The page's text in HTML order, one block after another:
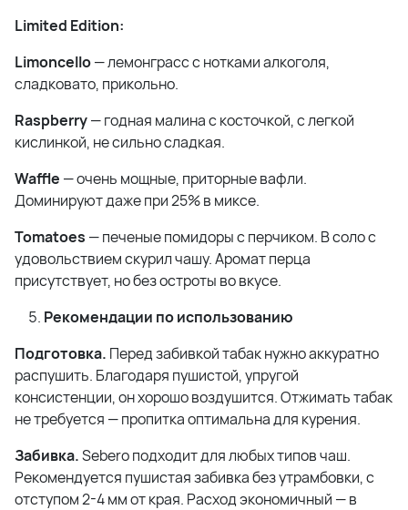
Limited Edition:
Limoncello— лемонграсс с нотками алкоголя,
сладковато, прикольно.
Raspberry— годная малина с косточкой, с легкой
кислинкой, не сильно сладкая.
Waffle — очень мощные, приторные вафли.
Доминируют даже при 25% в миксе.
Tomatoes — печеные помидоры с перчиком. В соло с
удовольствием скурил чашу. Аромат перца
присутствует, но без остроты во вкусе.
Рекомендации по использованию
Подготовка. Перед забивкой табак нужно аккуратно
распушить. Благодаря пушистой, упругой
консистенции, он хорошо воздушится. Отжимать табак
не требуется — пропитка оптимальна для курения.
Забивка.Sebero подходит для любых типов чаш.
Рекомендуется пушистая забивка без утрамбовки, с
отступом 2-4 мм от края. Расход экономичный — в